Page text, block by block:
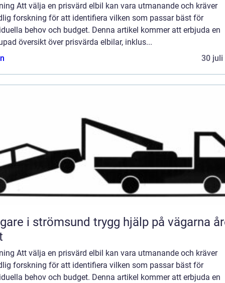
Att välja en prisvärd elbil kan vara utmanande och kräver
forskning för att identifiera vilken som passar bäst för
behov och budget. Denna artikel kommer att erbjuda en
översikt över prisvärda elbilar, inklus...
30 juli
strömsund trygg hjälp på vägarna året
Att välja en prisvärd elbil kan vara utmanande och kräver
forskning för att identifiera vilken som passar bäst för
behov och budget. Denna artikel kommer att erbjuda en